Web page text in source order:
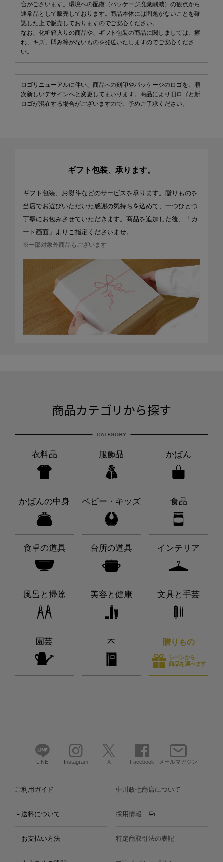
合がございます。環境への配慮（パッケージ廃棄削減）の観点から
通常品として販売しております。商品本体には問題がないことを確
認した上で販売しておりますのでご安心ください。
なお、化粧箱入りの商品や、ギフト包装の商品に関しましては、擦
れ、キズ、凹み等がないものを発送いたしますのでご安心くださ
い。
ロゴリニューアルに伴い、商品への刻印やパッケージのロゴを、順
次新しいデザインへと変更してまいります。商品により旧ロゴと新
ロゴが混在する場合がございますので、予めご了承ください。
ギフト包装、承ります。
ギフト包装、お熨斗などのサービスを承ります。贈りものを
当店でお選びいただいた感謝の気持ちを込めて、一つひとつ
丁寧にお包みさせていただきます。商品を追加した後、「カ
ート画面」よりご指定くださいませ。
※一部対象外商品もございます
商品カテゴリから探す
衣料品 服飾品 かばん
かばんの中身 ベビー・キッズ 食品
食卓の道具 台所の道具 インテリア
風呂と掃除 美容と健康 文具と手芸
園芸 本 贈りもの
シーンから
商品を選べます
LINE Instagram X Facebook メールマガジン
ご利用ガイド
└ 送料について
└ お支払い方法
中川政七商店について
採用情報
特定商取引法の表記